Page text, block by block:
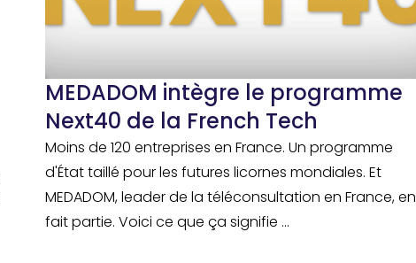
MEDADOM intègre le programme
Next40 de la French Tech
Moins de 120 entreprises en France. Un programme
d'État taillé pour les futures licornes mondiales. Et
MEDADOM, leader de la téléconsultation en France, en
fait partie. Voici ce que ça signifie ...